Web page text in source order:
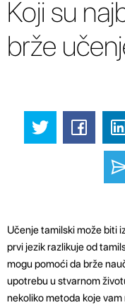
Koji su
brže
Učenje tamilski može biti
prvi jezik razlikuje od
mogu pomoći da brže
upotrebu u stvarnom
nekoliko metoda koje